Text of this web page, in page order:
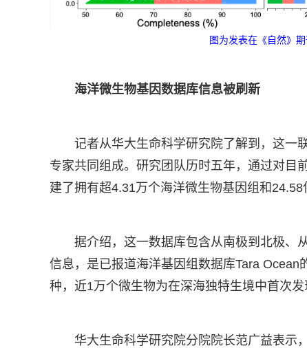
图为发表在《自然》
海洋微生物基因数据库信息被刷新
记者从华大生命科学研究院了解到，这一
专家共同组成。研究团队历时五年，通过对目
建了拥有超4.31万个海洋微生物基因组和
据介绍，这一数据库包含从南极到北极、
信息，是已报道海洋基因组数据库Tara
种，近1万个微生物为在深海独特生境中首次发
华大生命科学研究院分院院长范广益表示